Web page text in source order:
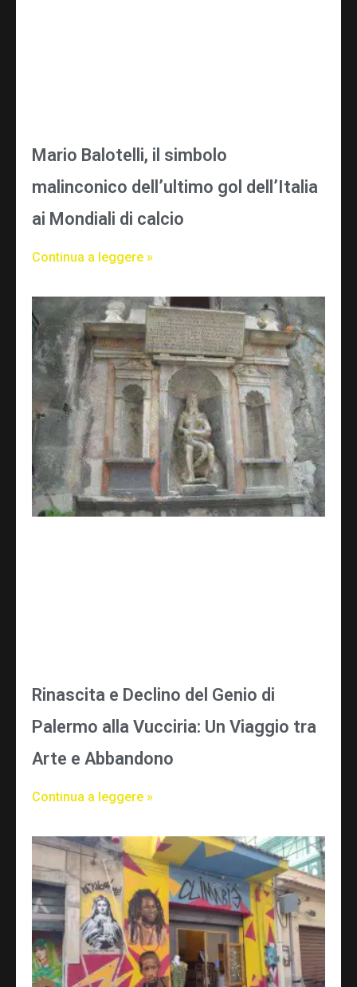
Mario Balotelli, il simbolo
malinconico dell’ultimo gol dell’Italia
ai Mondiali di calcio
Continua a leggere »
Rinascita e Declino del Genio di
Palermo alla Vucciria: Un Viaggio tra
Arte e Abbandono
Continua a leggere »